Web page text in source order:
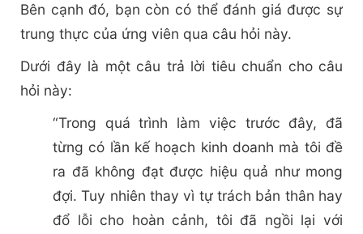
Bên cạnh đó, bạn còn có thể đánh giá được sự
trung thực của ứng viên qua câu hỏi này.
Dưới đây là một câu trả lời tiêu chuẩn cho câu
hỏi này:
“Trong quá trình làm việc trước đây, đã
từng có lần kế hoạch kinh doanh mà tôi đề
ra đã không đạt được hiệu quả như mong
đợi. Tuy nhiên thay vì tự trách bản thân hay
đổ lỗi cho hoàn cảnh, tôi đã ngồi lại với